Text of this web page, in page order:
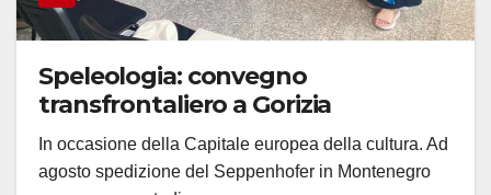
Speleologia: convegno
transfrontaliero a Gorizia
In occasione della Capitale europea della cultura. Ad
agosto spedizione del Seppenhofer in Montenegro